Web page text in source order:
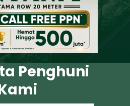
Penghuni